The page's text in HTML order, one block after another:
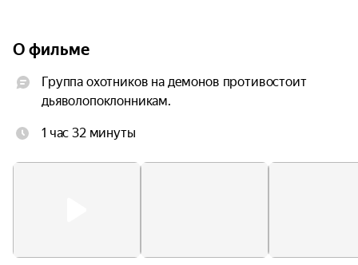
О фильме
Группа охотников на демонов противостоит
дьяволопоклонникам.
1 час 32 минуты